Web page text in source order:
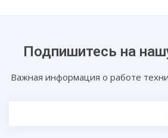
Подпишитесь на
Важная информация о работе